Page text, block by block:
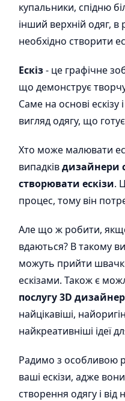
купальники, спідню
інший верхній одяг, в
необхідно створити
Ескіз- це графічне
що демонструє
Саме на основі
вигляд одягу, що
Хто може малювати
випадківдизайнери
створювати ескізи.
процес, тому він
Але що ж робити,
вдаються? В такому
можуть прийти
ескізами. Також є
послугу 3D
найцікавіші,
найкреативніші ідеї
Радимо з особливою
ваші ескізи, адже
створення одягу і